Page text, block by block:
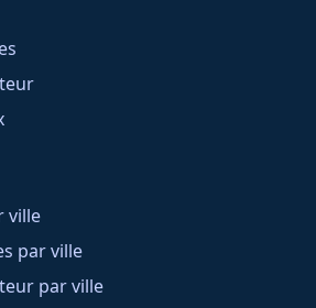
ville
par ville
par ville